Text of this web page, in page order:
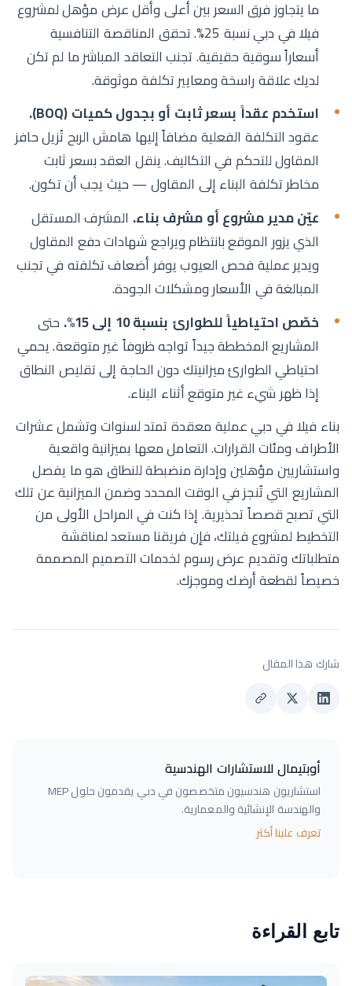
ما يتجاوز فرق السعر بين أعلى وأقل عرض مؤهل لمشروع
فيلا في دبي نسبة 25%. تحقق المناقصة التنافسية
أسعاراً سوقية حقيقية. تجنب التعاقد المباشر ما لم تكن
لديك علاقة راسخة ومعايير تكلفة موثوقة.
استخدم عقداً بسعر ثابت أو بجدول كميات (BOQ).
عقود التكلفة الفعلية مضافاً إليها هامش الربح تُزيل حافز
المقاول للتحكم في التكاليف. ينقل العقد بسعر ثابت
مخاطر تكلفة البناء إلى المقاول — حيث يجب أن تكون.
عيّن مدير مشروع أو مشرف بناء. المشرف المستقل
الذي يزور الموقع بانتظام ويراجع شهادات دفع المقاول
ويدير عملية فحص العيوب يوفر أضعاف تكلفته في تجنب
المبالغة في الأسعار ومشكلات الجودة.
خصّص احتياطياً للطوارئ بنسبة 10 إلى 15%.
حتى
المشاريع المخططة جيداً تواجه ظروفاً غير متوقعة. يحمي
احتياطي الطوارئ ميزانيتك دون الحاجة إلى تقليص النطاق
إذا ظهر شيء غير متوقع أثناء البناء.
بناء فيلا في دبي عملية معقدة تمتد لسنوات وتشمل عشرات
الأطراف ومئات القرارات. التعامل معها بميزانية واقعية
واستشاريين مؤهلين وإدارة منضبطة للنطاق هو ما يفصل
المشاريع التي تُنجز في الوقت المحدد وضمن الميزانية عن تلك
التي تصبح قصصاً تحذيرية. إذا كنت في المراحل الأولى من
التخطيط لمشروع فيلتك، فإن فريقنا مستعد لمناقشة
متطلباتك وتقديم عرض رسوم لخدمات التصميم المصممة
خصيصاً لقطعة أرضك وموجزك.
شارك هذا المقال
أوبتيمال للاستشارات الهندسية
استشاريون هندسيون متخصصون في دبي يقدمون حلول MEP
والهندسة الإنشائية والمعمارية.
تعرف علينا أكثر
تابع القراءة